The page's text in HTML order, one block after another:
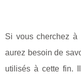
Si vous cherchez à
aurez besoin de
utilisés à cette fin.